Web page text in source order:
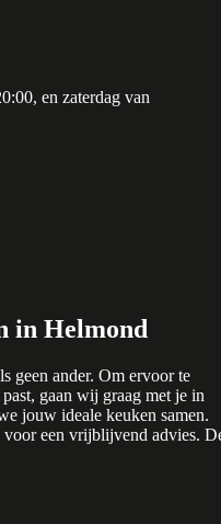
en zaterdag van
in Helmond
geen ander. Om ervoor te
gaan wij graag met je in
jouw ideale keuken samen.
een vrijblijvend advies.